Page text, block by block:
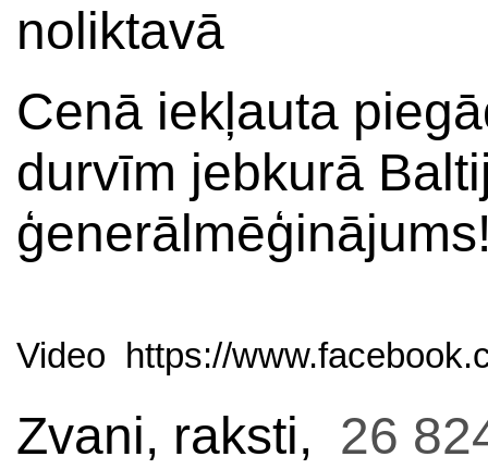
noliktavā
Cenā iekļauta
durvīm jebkurā
Video https://
Zvani, raksti, 26